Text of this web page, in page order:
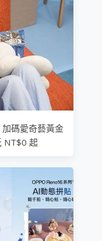
碼愛奇藝黃金
NT$0 起